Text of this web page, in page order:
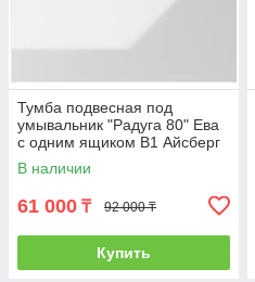
Тумба подвесная под
умывальник "Радуга 80" Ева
с одним ящиком В1 Айсберг
В наличии
61 000 ₸ 92 000 ₸
Купить